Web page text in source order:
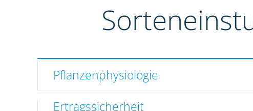
Pflanzenphysiologie
Ertragssicherheit